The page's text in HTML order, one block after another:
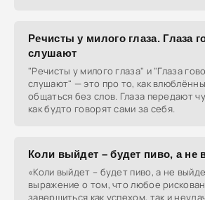
Речисты у милого глаза. Глаза
слушают
"Речисты у милого глаза" и "Глаза
слушают" — это про то, как
общаться без слов. Глаза передают
как будто говорят сами за себя.
Коли выйдет – будет пиво, а не
«Коли выйдет – будет пиво, а не
выражение о том, что любое
завершиться как успехом, так и